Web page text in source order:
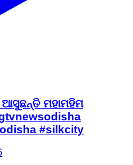
ମହାମହିମ
#silkcity